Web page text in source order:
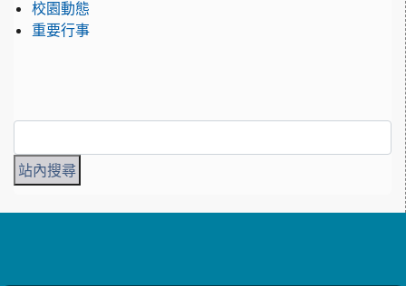
校園動態
重要行事